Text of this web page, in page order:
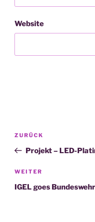
Website
Beitragsnavigation
Vorheriger
Beitrag
ZURÜCK
Projekt – LED-
Nächster
Beitrag
WEITER
IGEL goes Bundeswehr